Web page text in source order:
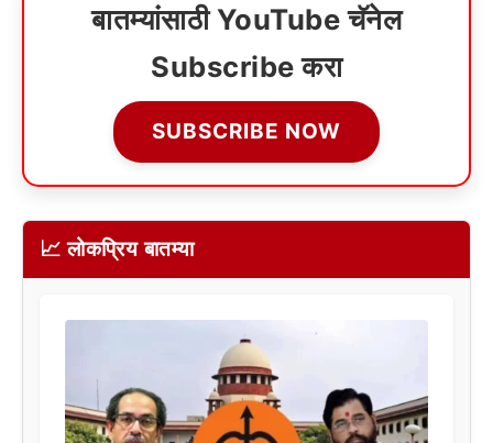
बातम्यांसाठी YouTube चॅनेल
Subscribe करा
SUBSCRIBE NOW
📈 लोकप्रिय बातम्या